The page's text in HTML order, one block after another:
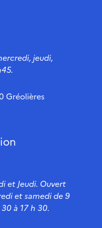
jeudi,
Gréolières
et Jeudi. Ouvert
et samedi de 9
à 17 h 30.